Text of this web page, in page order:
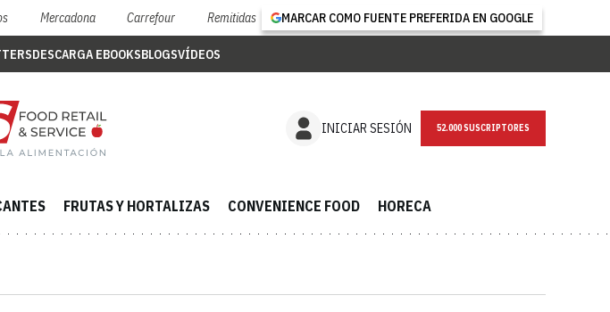
Mercadona Carrefour Remitidas MARCAR COMO FUENTE PREFERIDA EN GOOGLE
DESCARGA EBOOKSBLOGSVÍDEOS
INICIAR SESIÓN NEWSLETTER
FRUTAS Y HORTALIZAS CONVENIENCE FOOD HORECA